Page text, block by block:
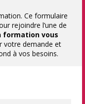
Ce formulaire
rejoindre l’une de
formation vous
votre demande et
à vos besoins.